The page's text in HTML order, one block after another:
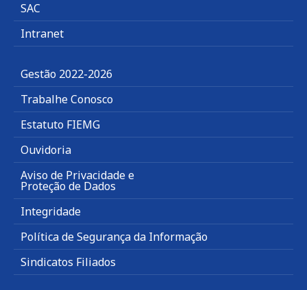
SAC
Intranet
Gestão 2022-2026
Trabalhe Conosco
Estatuto FIEMG
Ouvidoria
Aviso de Privacidade e
Proteção de Dados
Integridade
Política de Segurança da Informação
Sindicatos Filiados